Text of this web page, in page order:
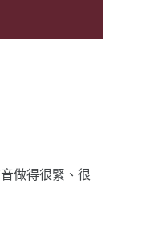
做得很緊、很